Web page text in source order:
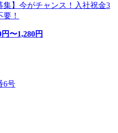
集】今がチャンス！入社祝金3
！
円〜1,280円
6号